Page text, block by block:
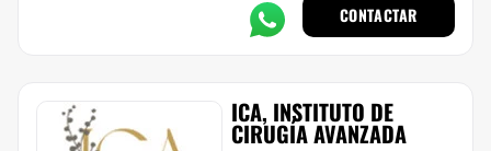
CONTACTAR
ICA, INSTITUTO DE
CIRUGÍA AVANZADA